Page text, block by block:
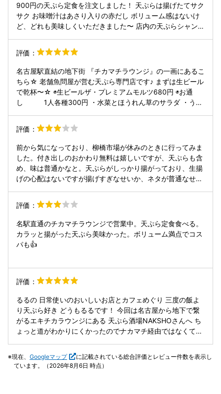
900円の天ぷら定食を注文しました！ 天ぷらは揚げたてサク
サク お味噌汁はあさり入りの赤だし ボリューム感はないけ
ど、どれも美味しくいただきました〜 店内の天ぷらシャンデ
ら頼める感じ
評価：
名古屋駅直結の地下街 『チカマチラウンジ』の一画にあるこ
ちら☆ 老舗魚問屋が営む天ぷら専門店です♪ まずは生ビール
で乾杯〜☆ ◉生ビールザ・プレミアムモルツ680円 ◉お通
し 1人各種300円 ・水菜とほうれん草のサラダ ・うな
しいサービス👍 ◉人参のかき揚げ 550円 極細にんじ
んのかき揚げ☆ ふわっと揚げてあるので 軽〜くサクサクで
美味しい👍 ◉天ぷら8種盛り合わせ 1850円 具材は日によっ
て変わります！ この日はこちらの8種類☆ ・エビ ・アジ ・
タコ ・キス ・ヤングコーン ・ナス ・カボチャ ・さつまい
も 天つゆもありますが 各テーブルには 『ゲランドの塩』と
『壱岐のゆず塩』が あり、こちらの塩を付けて食べるのが好
い👍 ◉泡と玉ねぎの天ぷら 380円 玉ねぎの甘みとお出汁
880円 サクッとした衣の中には カニ味噌＆カニのほぐし身
がたっぷり♪ 蟹の旨みがギュッと凝縮していて とっても美味
しい👍 ◉ホタテとカラスミの磯辺揚げ 900円 レアなホタテ
にいただきました！ カラスミの塩味がちょうど良い☆ ◉スイ
ートポテト天ぷら 250円 こちらはスイーツ感覚♪ 揚げたて
しい👍 ◉豆乳チーズムース 650円 豆乳チーズが濃
厚！！ でも豆乳だからカロリー控えめ♪ 揚げ油には、風味が
軽くヘルシーな 『太白ごま油』を使用されていて サクッと
軽〜い仕上がりに☆ 天ぷらと相性抜群の 国産の厳選ハイボ
評価：
前から気になっており、柳橋市場が休みのときに行ってみま
した。付き出しのおかわり無料は嬉しいですが、天ぷらも含
め、味は普通かなと。天ぷらがしっかり揚がっており、生揚
げの心配はないですが揚げすぎなせいか、ネタが普通なせい
ら持ってくるパターンで、揚がったものから出してくれれば
いいのに、カウンターに座っている意味がなかったです。そ
のせいか、私ひとりの時の注文でしたが割と時間もかかりま
した。これなら混んでるときは、かなり出が悪いのだろうな
と思ってしまいました。値段は安めだと思います。2件目と
評価：
名駅直通のチカマチラウンジで営業中。天ぷら定食食べる。
カラッと揚がった天ぷら美味かった。ボリューム満点でコス
パも👍️
評価：
るるの 日常使いのおいしいお店とカフェめぐり 三度の飯よ
り天ぷら好き どうもるるです！ 今回は名古屋から地下で繋
がるエキチカラウンジにある 天ぷら酒場NAKSHOさんへ ち
ょっと道がわかりにくかったのでナカマチ経由ではなくて道
に知っていたけど日本酒もある！向かいの系列店の板バ酒バ
現在、 Googleマップ
に記載されている総合評価とレビュー件数を表示し
ています。（2026年8月6日 時点）